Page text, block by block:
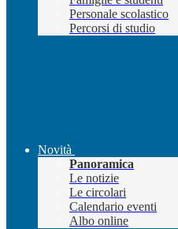
Personale scolastico
Percorsi di studio
Novità
Panoramica
Le notizie
Le circolari
Calendario eventi
Albo online